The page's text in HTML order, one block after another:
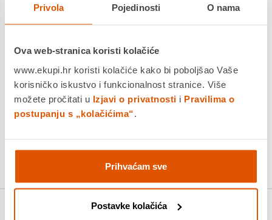
Privola Pojedinosti O nama
Ova web-stranica koristi kolačiće
www.ekupi.hr koristi kolačiće kako bi poboljšao Vaše
korisničko iskustvo i funkcionalnost stranice. Više
možete pročitati u Izjavi o privatnosti i Pravilima o
postupanju s „kolačićima“
Prihvaćam sve
Postavke kolačića
Platite gotovinom pri preuzimanju, Internet bankarstvom, karticama
DODAJTE U KOŠARICU
Usporedite proizvod